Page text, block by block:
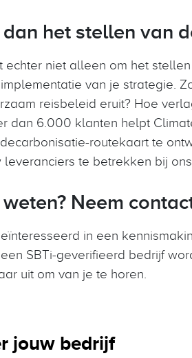
het stellen van
echter niet alleen om het
van je strategie.
reisbeleid eruit? Hoe
dan 6.000 klanten helpt
routekaart te
leveranciers te betrekken bij
Neem
in een
SBTi-geverifieerd bedrijf
uit om van je te horen.
jouw bedrijf